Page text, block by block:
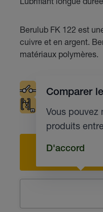
Berulub FK 122 est
cuivre et en argent.
matériaux polymères.
Contacts
Comparer
Vous pouvez
produits
D'accord